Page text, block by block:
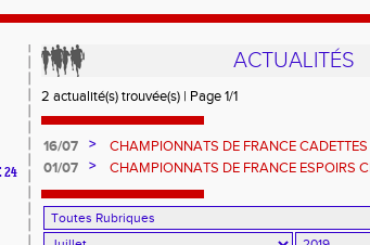
24
ACTUALITÉS
2 actualité(s) trouvée(s) | Page 1/1
16/07 >
CHAMPIONNATS DE FRANCE
AUMOITTE
01/07 > CHAMPIONNATS DE FRANCE ESPOIRS